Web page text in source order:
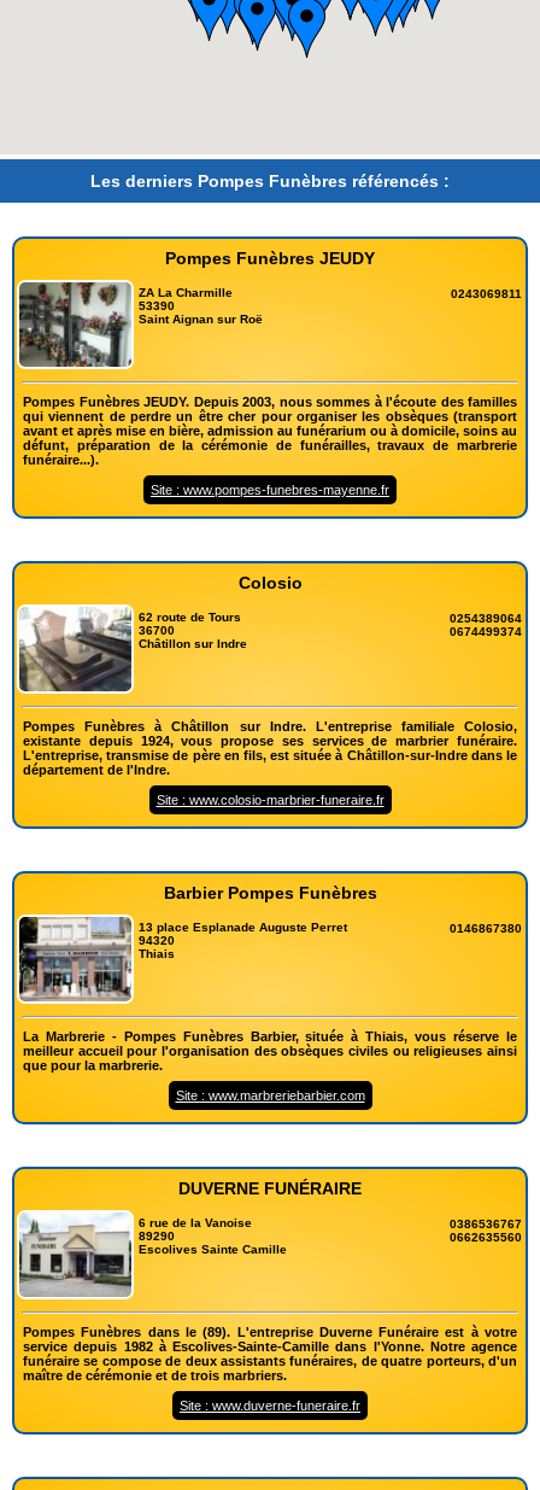
Les derniers Pompes Funèbres référencés :
Pompes Funèbres JEUDY
ZA La Charmille
53390
Saint Aignan sur Roë
0243069811
Pompes Funèbres JEUDY. Depuis 2003, nous sommes à l'écoute des familles
qui viennent de perdre un être cher pour organiser les obsèques (transport
avant et après mise en bière, admission au funérarium ou à domicile, soins au
défunt, préparation de la cérémonie de funérailles, travaux de marbrerie
funéraire...).
Site : www.pompes-funebres-mayenne.fr
Colosio
62 route de Tours
36700
Châtillon sur Indre
0254389064
0674499374
Pompes Funèbres à Châtillon sur Indre. L'entreprise familiale Colosio,
existante depuis 1924, vous propose ses services de marbrier funéraire.
L'entreprise, transmise de père en fils, est située à Châtillon-sur-Indre dans le
département de l'Indre.
Site : www.colosio-marbrier-funeraire.fr
Barbier Pompes Funèbres
13 place Esplanade Auguste Perret
94320
Thiais
0146867380
La Marbrerie - Pompes Funèbres Barbier, située à Thiais, vous réserve le
meilleur accueil pour l'organisation des obsèques civiles ou religieuses ainsi
que pour la marbrerie.
Site : www.marbreriebarbier.com
DUVERNE FUNÉRAIRE
6 rue de la Vanoise
89290
Escolives Sainte Camille
0386536767
0662635560
Pompes Funèbres dans le (89). L'entreprise Duverne Funéraire est à votre
service depuis 1982 à Escolives-Sainte-Camille dans l'Yonne. Notre agence
funéraire se compose de deux assistants funéraires, de quatre porteurs, d'un
maître de cérémonie et de trois marbriers.
Site : www.duverne-funeraire.fr